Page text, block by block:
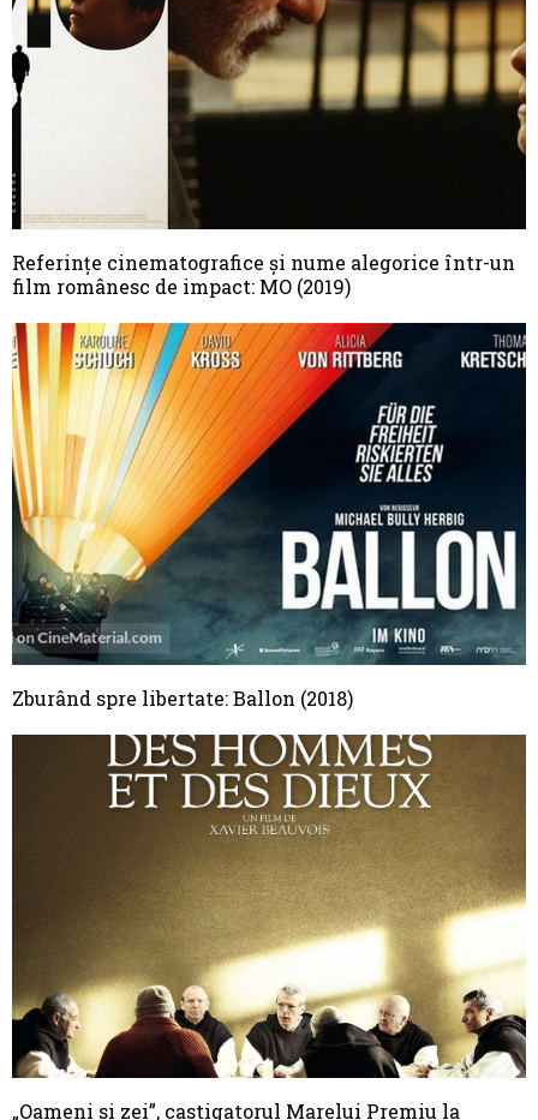
Referințe cinematografice și nume alegorice într-un
film românesc de impact: MO (2019)
Zburând spre libertate: Ballon (2018)
„Oameni si zei”, castigatorul Marelui Premiu la